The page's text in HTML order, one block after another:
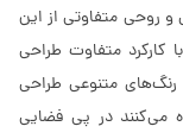
و روحی متفاوتی از این
کارکرد متفاوت طراحی
رنگ‌های متنوعی طراحی
می‌کنند در پی فضایی